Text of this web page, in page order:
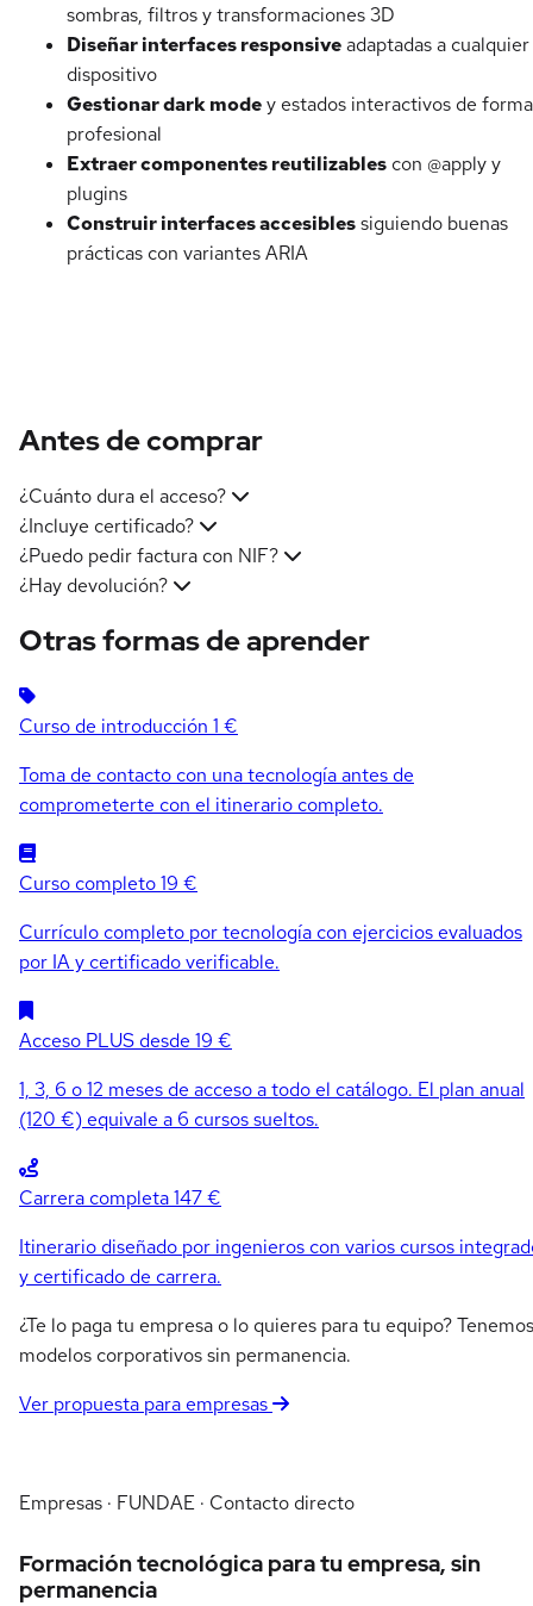
sombras, filtros y transformaciones 3D
Diseñar interfaces responsiveadaptadas a cualquier
dispositivo
Gestionar dark modey estados interactivos de forma
profesional
Extraer componentes reutilizables con @apply y
plugins
Construir interfaces accesiblessiguiendo buenas
prácticas con variantes ARIA
Antes de comprar
¿Cuánto dura el acceso?
¿Incluye certificado?
¿Puedo pedir factura con NIF?
¿Hay devolución?
Otras formas de aprender
Curso de introducción 1 €
Toma de contacto con una tecnología antes de
comprometerte con el itinerario completo.
Curso completo19 €
Currículo completo por tecnología con ejercicios evaluados
por IA y certificado verificable.
Acceso PLUS desde 19 €
1, 3, 6 o 12 meses de acceso a todo el catálogo. El plan anual
(120 €) equivale a 6 cursos sueltos.
Carrera completa147 €
Itinerario diseñado por ingenieros con varios cursos
y certificado de carrera.
¿Te lo paga tu empresa o lo quieres para tu equipo? Tenemos
modelos corporativos sin permanencia.
Ver propuesta para empresas
Empresas · FUNDAE · Contacto directo
Formación tecnológica para tu empresa, sin
permanencia